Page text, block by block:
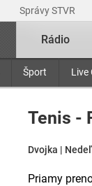
Správy STVR
Šport Live
Rádio
Tenis -
Dvojka |
Priamy